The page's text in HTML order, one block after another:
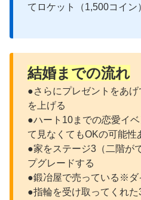
てロケット（1,500コイン
結婚までの流れ
●さらにプレゼントをあ
を上げる
●ハート10までの恋愛イ
て見なくてもOKの可能性
●家をステージ3（二階が
プグレードする
●鍛冶屋で売っている※ダ
●指輪を受け取ってくれ